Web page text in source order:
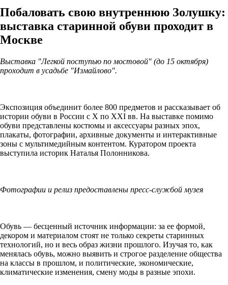
Побаловать свою внутреннюю Золушку:
выставка старинной обуви проходит в
Москве
Выставка "Легкой поступью по мостовой" (до 15 октября)
проходит в усадьбе "Измайлово".
Экспозиция объединит более 800 предметов и рассказывает об
истории обуви в России с X по XXI вв. На выставке помимо
обуви представлены костюмы и аксессуары разных эпох,
плакаты, фотографии, архивные документы и интерактивные
зоны с мультимедийным контентом. Куратором проекта
выступила историк Наталья Полонникова.
Фотографии и релиз предоставлены пресс-службой музея
Обувь — бесценный источник информации: за ее формой,
декором и материалом стоят не только секреты старинных
технологий, но и весь образ жизни прошлого. Изучая то, как
менялась обувь, можно выявить и строгое разделение общества
на классы в прошлом, и политические, экономические,
климатические изменения, смену моды в разные эпохи.